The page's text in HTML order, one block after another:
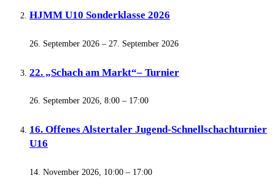
HJMM U10 Sonderklasse 2026
26. September 2026 – 27. September 2026
22. „Schach am Markt“– Turnier
26. September 2026, 8:00 – 17:00
16. Offenes Alstertaler Jugend-Schnellschachturnier
U16
14. November 2026, 10:00 – 17:00